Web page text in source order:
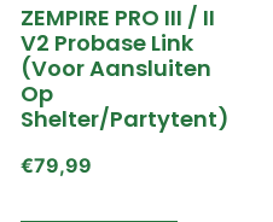
ZEMPIRE PRO III / II
V2 Probase Link
(voor Aansluiten
Op
Shelter/partytent)
€79,99